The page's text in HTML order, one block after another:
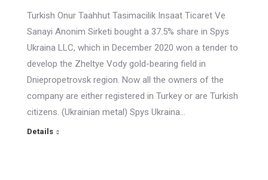
Turkish Onur Taahhut Tasimacilik Insaat Ticaret Ve
Sanayi Anonim Sirketi bought a 37.5% share in Spys
Ukraina LLC, which in December 2020 won a tender to
develop the Zheltye Vody gold-bearing field in
Dniepropetrovsk region. Now all the owners of the
company are either registered in Turkey or are Turkish
citizens. (Ukrainian metal) Spys Ukraina…
Details